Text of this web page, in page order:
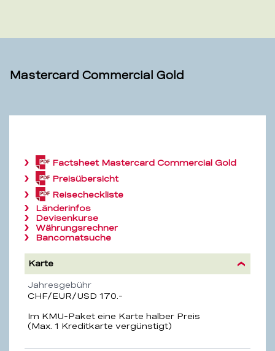
Mastercard Commercial Gold
Factsheet Mastercard Commercial Gold
(PDF,
213.9
KB)
Preisübersicht
(PDF,
4.2
MB)
Reisecheckliste
(PDF,
547.3
KB)
Länderinfos
Devisenkurse
Währungsrechner
Bancomatsuche
Karte
Jahresgebühr
CHF/EUR/USD 170.-
Im KMU-Paket eine Karte halber Preis
(Max. 1 Kreditkarte vergünstigt)